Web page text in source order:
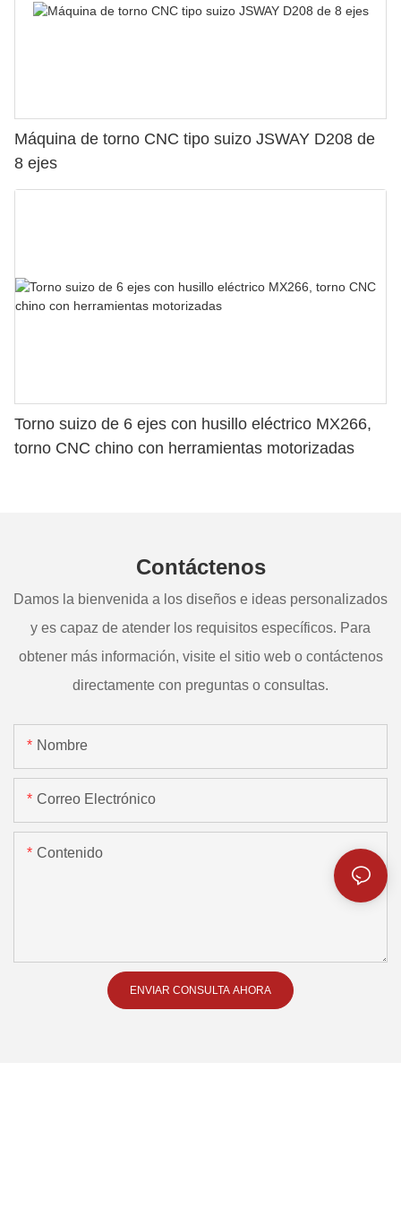
Máquina de torno CNC tipo suizo JSWAY D208 de
8 ejes
Torno suizo de 6 ejes con husillo eléctrico MX266,
torno CNC chino con herramientas motorizadas
Contáctenos
Damos la bienvenida a los diseños e ideas personalizados
y es capaz de atender los requisitos específicos. Para
obtener más información, visite el sitio web o contáctenos
directamente con preguntas o consultas.
Nombre
Correo Electrónico
Contenido
ENVIAR CONSULTA AHORA